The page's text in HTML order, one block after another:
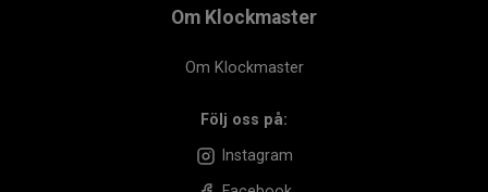
Om Klockmaster
Om Klockmaster
Följ oss på:
Instagram